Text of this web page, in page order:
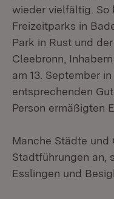
wieder vielfältig. So
Freizeitparks in
Park in Rust und
Cleebronn,
am 13. September
entsprechenden
Person ermäßigten
Manche Städte und
Stadtführungen an,
Esslingen und